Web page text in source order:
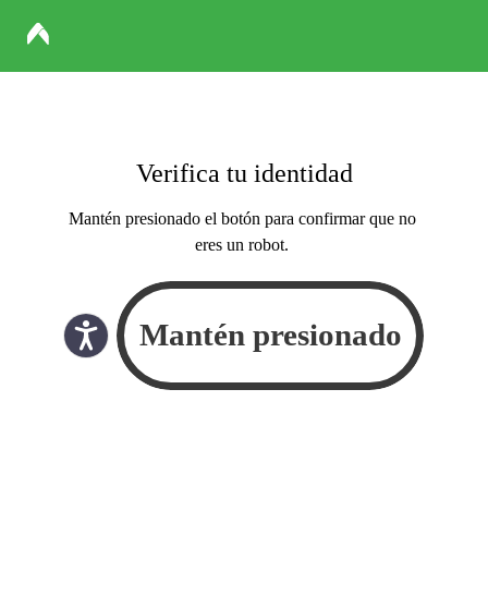
Verifica tu identidad
Mantén presionado el botón para confirmar que no
eres un robot.